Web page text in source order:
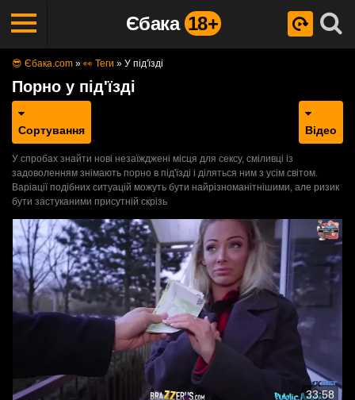
Єбака 18+
😎 Єбака.com » 👀 Теги » У під'їзді
Порно у під'їзді
Сортування Відео
У спробах знайти нові незаїжджені місця для сексу, сміливці із
задоволенням знімають порно в під'їзді і діляться ним з усім світом.
Варіації подібних ситуацій можуть бути найрізноманітнішими, але ризик
бути застуканими присутній скрізь
33:58